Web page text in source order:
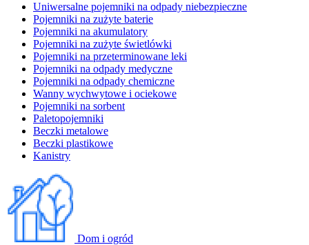
Uniwersalne pojemniki na odpady niebezpieczne
Pojemniki na zużyte baterie
Pojemniki na akumulatory
Pojemniki na zużyte świetlówki
Pojemniki na przeterminowane leki
Pojemniki na odpady medyczne
Pojemniki na odpady chemiczne
Wanny wychwytowe i ociekowe
Pojemniki na sorbent
Paletopojemniki
Beczki metalowe
Beczki plastikowe
Kanistry
Dom i ogród